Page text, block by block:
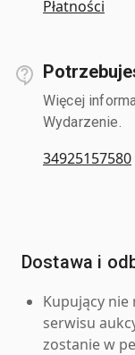
Płatności
Więcej
Wydarzenie.
34925157580
Dostawa i
Kupujący
serwisu
zostanie w